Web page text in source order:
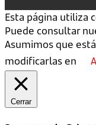
Esta página utiliza
Puede consultar
Asumimos que
modificarlas en
Cerrar